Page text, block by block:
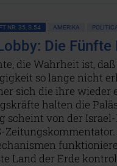
NR. 35, S.54 AMERIKA
Die Fünfte
die Wahrheit ist,
so lange nicht
sich die ihre wieder
halten die
scheint von der
Land der Erde